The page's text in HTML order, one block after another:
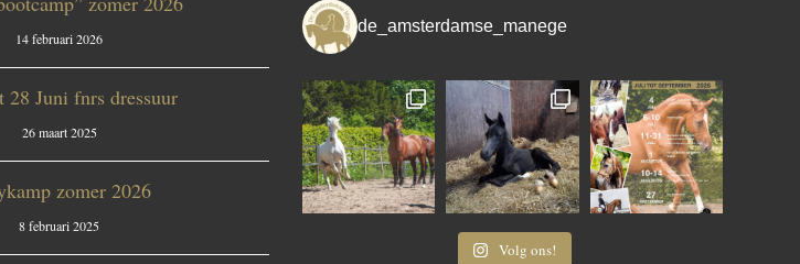
14 februari 2026
28 Juni fnrs dressuur
26 maart 2025
zomer 2026
8 februari 2025
de_amsterdamse_manege
Volg ons!